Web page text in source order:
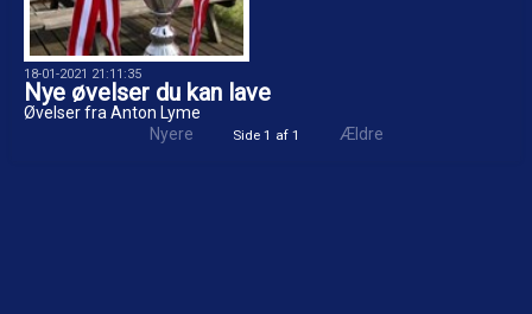
18-01-2021 21:11:35
Nye øvelser du kan lave
Øvelser fra Anton Lyme
Nyere
Side 1 af 1 Ældre